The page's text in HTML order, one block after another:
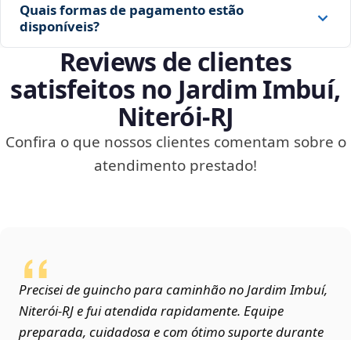
Quais formas de pagamento estão
disponíveis?
Reviews de clientes
satisfeitos no Jardim Imbuí,
Niterói‑RJ
Confira o que nossos clientes comentam sobre o
atendimento prestado!
Precisei de guincho para caminhão no Jardim Imbuí,
Niterói‑RJ e fui atendida rapidamente. Equipe
preparada, cuidadosa e com ótimo suporte durante